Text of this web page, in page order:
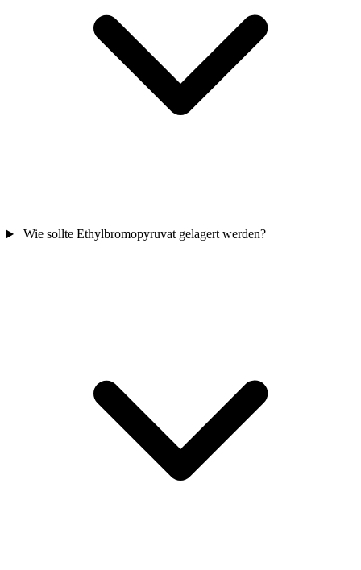
Wie sollte Ethylbromopyruvat gelagert werden?